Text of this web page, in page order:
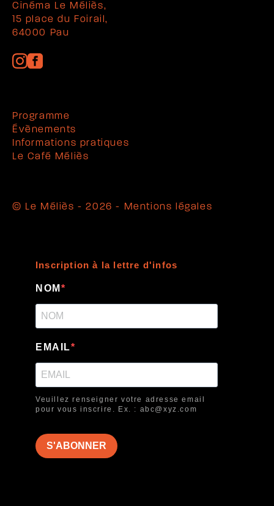
Cinéma Le Méliès,
15 place du Foirail,
64000 Pau
Programme
Évènements
Informations pratiques
Le Café Méliès
© Le Méliès - 2026 - Mentions légales
Inscription à la lettre d'infos
NOM
EMAIL
Veuillez renseigner votre adresse email
pour vous inscrire. Ex. : abc@xyz.com
S'ABONNER